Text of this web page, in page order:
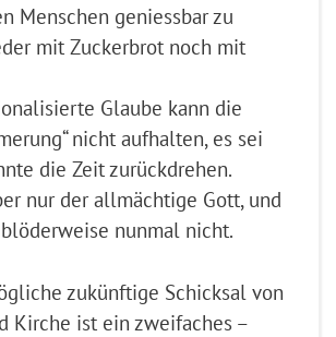
Menschen geniessbar zu
mit Zuckerbrot noch mit
Glaube kann die
nicht aufhalten, es sei
die Zeit zurückdrehen.
nur der allmächtige Gott, und
nunmal nicht.
zukünftige Schicksal von
Kirche ist ein zweifaches –